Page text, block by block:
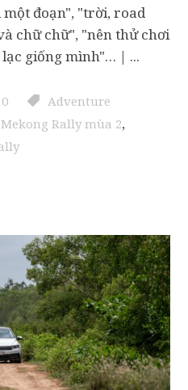
đoạn", "trời, road
chữ chữ", "nên thử chơi
giống mình"… |
0
Adventure
Rally mùa 2,